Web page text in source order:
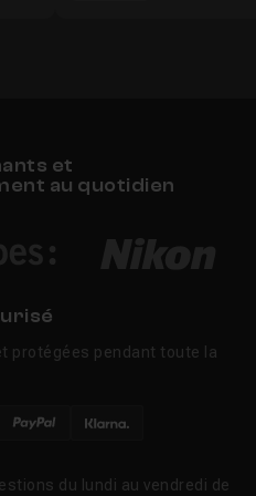
et
au quotidien
protégées pendant toute la
du lundi au vendredi de